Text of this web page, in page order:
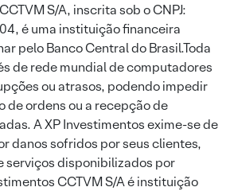
S/A, inscrita sob o CNPJ:
é uma instituição financeira
pelo Banco Central do Brasil.Toda
de rede mundial de computadores
ou atrasos, podendo impedir
de ordens ou a recepção de
A XP Investimentos exime-se de
danos sofridos por seus clientes,
serviços disponibilizados por
CCTVM S/A é instituição